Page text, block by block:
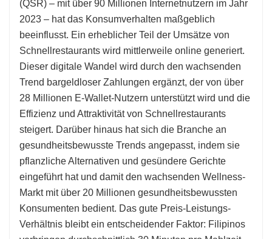
(QSR) – mit über 90 Millionen Internetnutzern im Jahr
2023 – hat das Konsumverhalten maßgeblich
beeinflusst. Ein erheblicher Teil der Umsätze von
Schnellrestaurants wird mittlerweile online generiert.
Dieser digitale Wandel wird durch den wachsenden
Trend bargeldloser Zahlungen ergänzt, der von über
28 Millionen E-Wallet-Nutzern unterstützt wird und die
Effizienz und Attraktivität von Schnellrestaurants
steigert. Darüber hinaus hat sich die Branche an
gesundheitsbewusste Trends angepasst, indem sie
pflanzliche Alternativen und gesündere Gerichte
eingeführt hat und damit den wachsenden Wellness-
Markt mit über 20 Millionen gesundheitsbewussten
Konsumenten bedient. Das gute Preis-Leistungs-
Verhältnis bleibt ein entscheidender Faktor: Filipinos